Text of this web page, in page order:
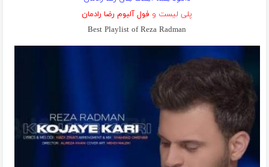
پلی لیست و فول آلبوم رضا رادمان
Best Playlist of Reza Radman